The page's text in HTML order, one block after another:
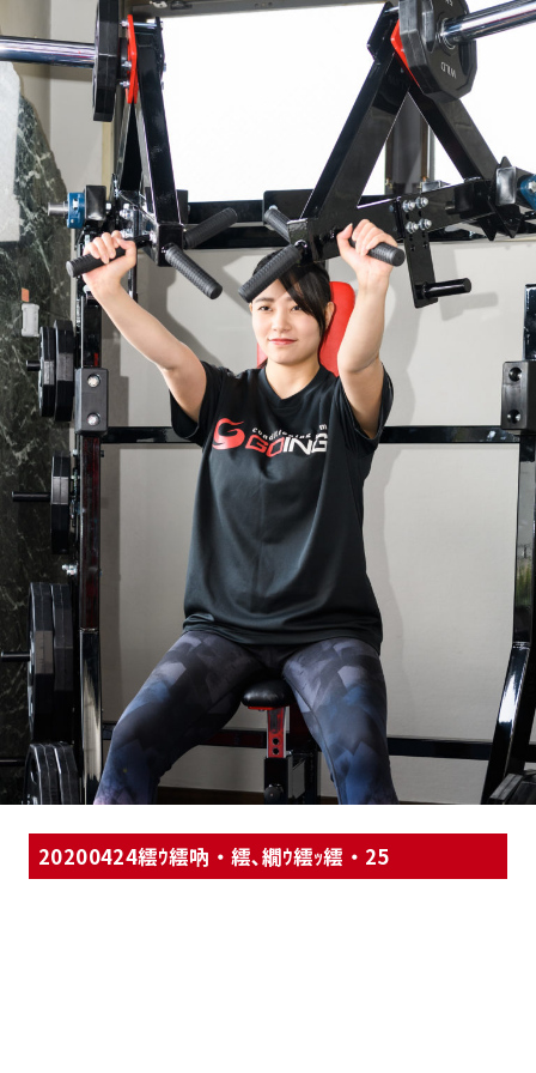
20200424繧ｳ繧吶・繧､繝ｳ繧ｯ繧・25